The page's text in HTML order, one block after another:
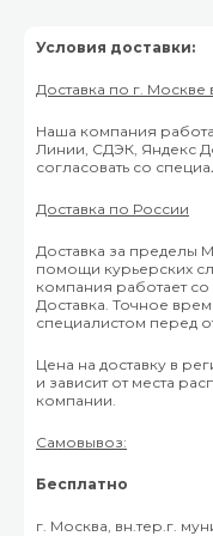
Условия доставки:
Доставка по г.
Наша компания
Линии, СДЭК, Яндекс
согласовать со
Доставка по России
Доставка за пределы
помощи курьерских
компания работает
Доставка. Точное
специалистом перед
Цена на доставку в
и зависит от места
компании.
Самовывоз:
Бесплатно
г. Москва, вн.тер.г.